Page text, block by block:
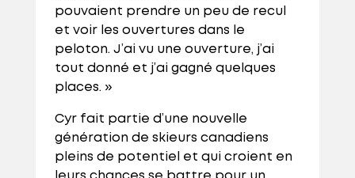
pouvaient prendre un peu de recul
et voir les ouvertures dans le
peloton. J’ai vu une ouverture, j’ai
tout donné et j’ai gagné quelques
places. »
Cyr fait partie d’une nouvelle
génération de skieurs canadiens
pleins de potentiel et qui croient en